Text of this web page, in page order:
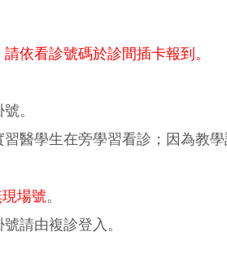
依看診號碼於診間插卡報到。
。
醫學生在旁學習看診；因為教
場號。
請由複診登入。